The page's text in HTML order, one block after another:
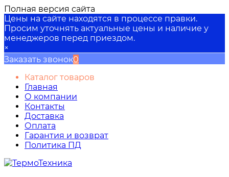
Полная версия сайта
Цены на сайте находятся в процессе правки.
Просим уточнять актуальные цены и наличие у
менеджеров перед приездом.
×
Заказать звонок0
Каталог товаров
Главная
О компании
Контакты
Доставка
Оплата
Гарантия и возврат
Политика ПД